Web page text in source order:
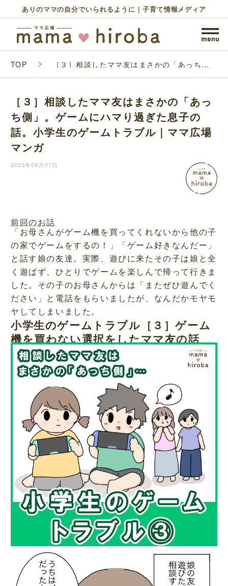
ありのママの自分でいられるように｜子育て情報メディア
TOP ［３］相談したママ友はまさかの「あっち
のゲームトラブル｜ママ広場マンガ
［３］相談したママ友はまさかの「あっ
ち側」。ゲームにハマり過ぎた息子の
話。小学生のゲームトラブル｜ママ広場
マンガ
2023年09月07日
前回のお話
「お母さんがゲーム機を買ってくれないから他の子
の家でゲームをするの！」「ゲーム好きなんだー」
と話す娘の友達。実際、遊びに来たその子は娘と全
く遊ばず、ひとりでゲームを楽しんで帰って行きま
した。その子のお母さんからは「またぜひ遊んでく
ださい」と電話をもらいましたが、なんだかモヤモ
ヤしてしまいました。
小学生のゲームトラブル［３］ゲーム
機を買わない選択をしたママ友の話